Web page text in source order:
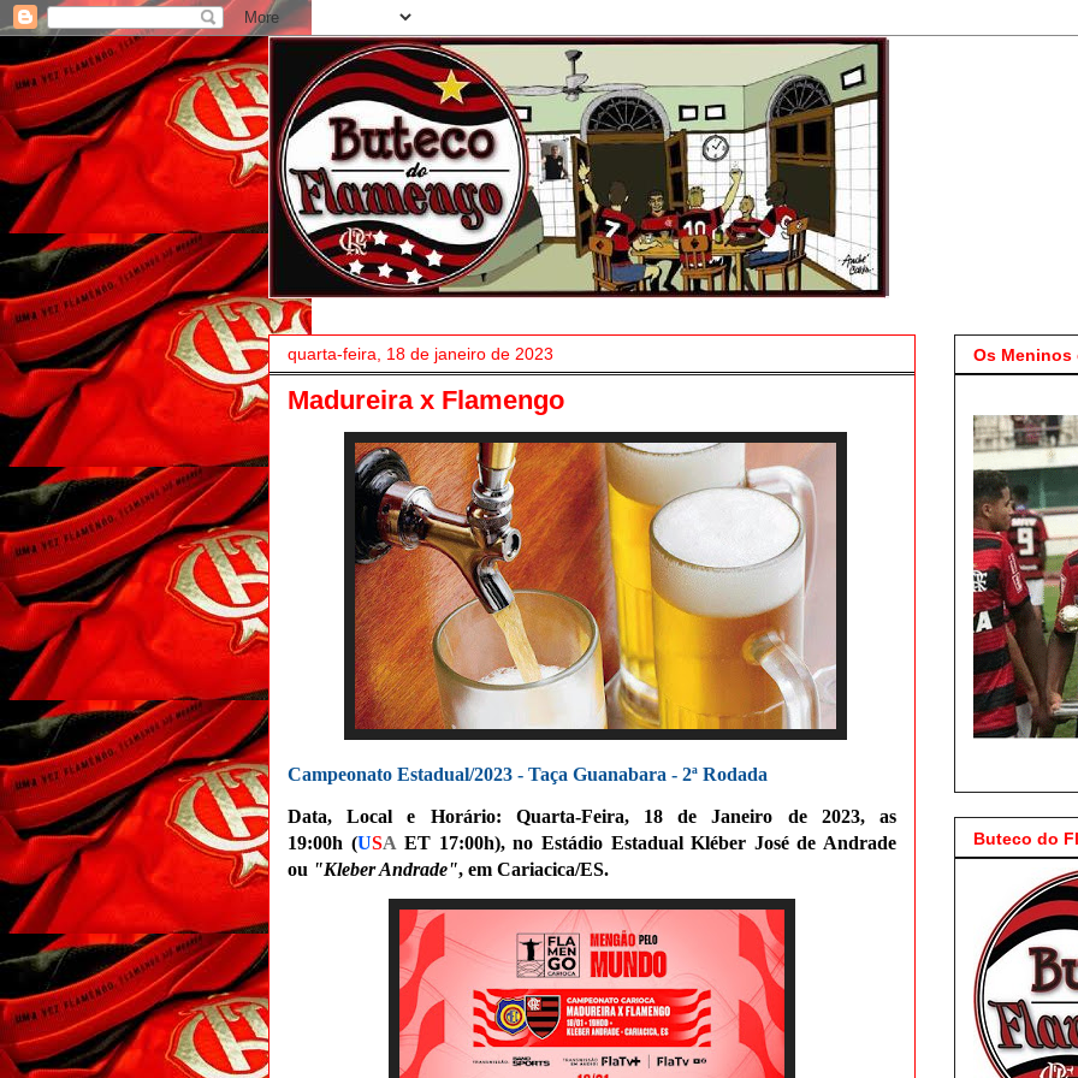
quarta-feira, 18 de janeiro de 2023
Madureira x Flamengo
Campeonato Estadual/2023 - Taça Guanabara - 2ª Rodada
Data, Local e Horário: Quarta-Feira, 18 de Janeiro de 2023, as
19:00h (USA ET 17:00h),no Estádio Estadual Kléber José de Andrade
ou "Kleber Andrade", em Cariacica/ES.
Os
Buteco do